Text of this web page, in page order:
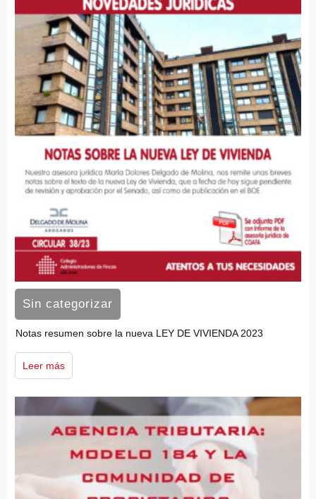
Sin categorizar
Notas resumen sobre la nueva LEY DE VIVIENDA 2023
Leer más